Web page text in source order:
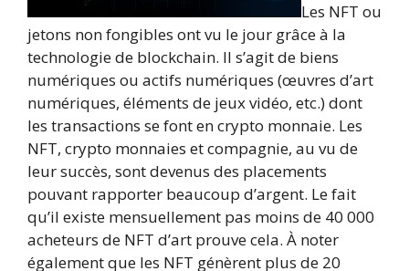
Les NFT ou
jetons non fongibles ont vu le jour grâce à la
technologie de blockchain. Il s’agit de biens
numériques ou actifs numériques (œuvres d’art
numériques, éléments de jeux vidéo, etc.) dont
les transactions se font en crypto monnaie. Les
NFT, crypto monnaies et compagnie, au vu de
leur succès, sont devenus des placements
pouvant rapporter beaucoup d’argent. Le fait
qu’il existe mensuellement pas moins de 40 000
acheteurs de NFT d’art prouve cela. À noter
également que les NFT génèrent plus de 20